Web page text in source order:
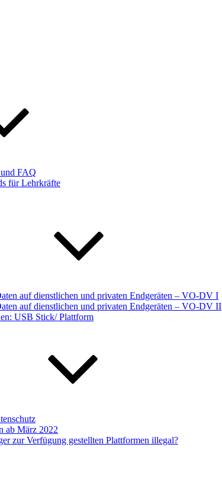
FAQ
für Lehrkräfte
auf dienstlichen und privaten Endgeräten – VO-DV I
auf dienstlichen und privaten Endgeräten – VO-DV II
USB Stick/ Plattform
ab März 2022
zur Verfügung gestellten Plattformen illegal?